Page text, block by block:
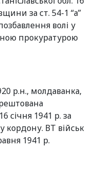
за ст. 54-1 “а”
волі у
прокуратурою
р.н., молдаванка,
1941 р. за
кордону. ВТ військ
1941 р.